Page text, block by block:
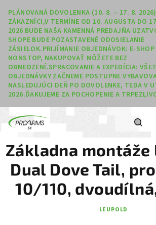
PLÁNOVANÁ DOVOLENKA (10. 8. – 17. 8.
ZÁKAZNÍCI,V TERMÍNE OD 10. AUGUSTA DO
2026 BUDE NAŠA KAMENNÁ PREDAJŇA
SHOPE BUDE POZASTAVENÉ ODOSIELANIE
ZÁSIELOK.PRIJÍMANIE OBJEDNÁVOK: E-SHOP
NONSTOP, NAKUPOVAŤ MÔŽETE BEZ
OBMEDZENÍ.SPRACOVANIE A EXPEDÍCIA:
OBJEDNÁVKY ZAČNEME POSTUPNE
NASLEDUJÚCI DEŇ PO DOVOLENKE, TEDA V
2026.ĎAKUJEME ZA POCHOPENIE A
Základna montáže
Dual Dove Tail,
10/110,
LEUPOLD